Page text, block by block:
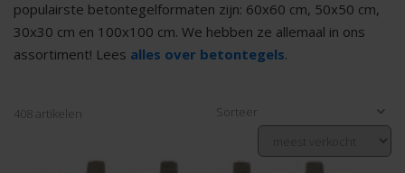
populairste betontegelformaten zijn: 60x60 cm, 50x50 cm,
30x30 cm en 100x100 cm. We hebben ze allemaal in ons
assortiment! Lees alles over betontegels.
408 artikelen Sorteer